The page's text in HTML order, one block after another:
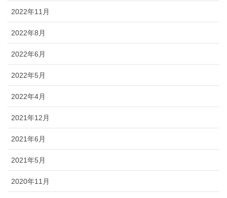
2022年11月
2022年8月
2022年6月
2022年5月
2022年4月
2021年12月
2021年6月
2021年5月
2020年11月